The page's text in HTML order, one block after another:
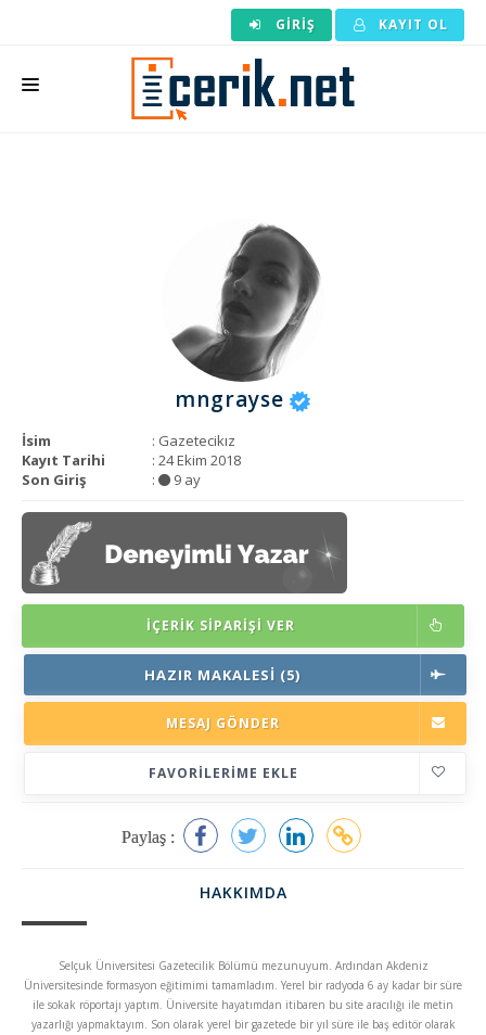
GIRIŞ KAYIT OL
KURUMSAL
mngrayse
İsim
: Gazetecikız
Kayıt Tarihi
: 24 Ekim 2018
Son Giriş
: 9 ay
İÇERIK SIPARIŞI VER
HAZIR MAKALESI (5)
MESAJ GÖNDER
FAVORILERIME EKLE
Paylaş :
HAKKIMDA
Selçuk Üniversitesi Gazetecilik Bölümü mezunuyum. Ardından Akdeniz
Üniversitesinde formasyon eğitimimi tamamladım. Yerel bir radyoda 6 ay kadar bir süre
ile sokak röportajı yaptım. Üniversite hayatımdan itibaren bu site aracılığı ile metin
yazarlığı yapmaktayım. Son olarak yerel bir gazetede bir yıl süre ile baş editör olarak